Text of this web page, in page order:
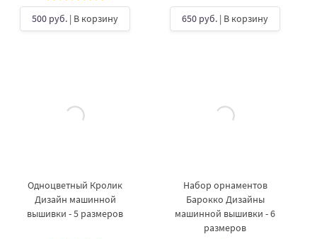
500 руб. | В корзину
650 руб. | В корзину
Одноцветный Кролик
Дизайн машинной
вышивки - 5 размеров
Набор орнаментов
Барокко Дизайны
машинной вышивки - 6
размеров